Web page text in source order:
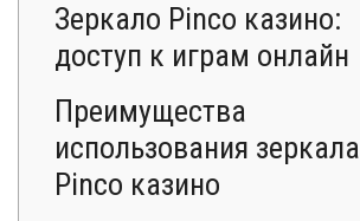
Зеркало Pinco казино:
доступ к играм онлайн
Преимущества
использования зеркала
Pinco казино